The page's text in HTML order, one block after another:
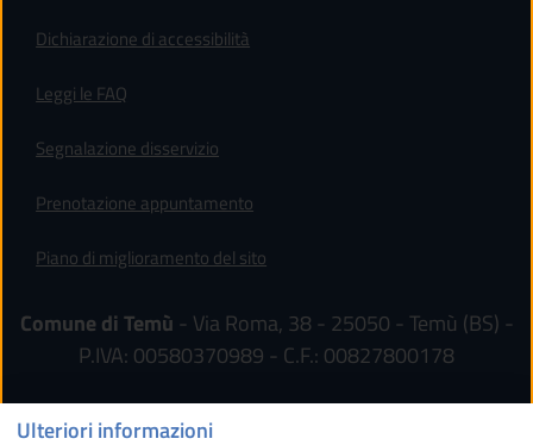
Ulteriori informazioni
Dichiarazione di accessibilità
Leggi le FAQ
Segnalazione disservizio
Prenotazione appuntamento
Piano di miglioramento del sito
Comune di Temù - Via Roma, 38 - 25050 - Temù (BS) -
P.IVA: 00580370989 - C.F.: 00827800178